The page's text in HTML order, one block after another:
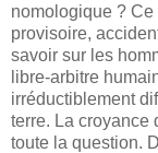
nomologique ?
provisoire,
savoir sur les
libre-arbitre
irréductiblement
terre. La croyance
toute la question.